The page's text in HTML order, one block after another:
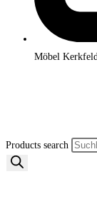
Möbel
Products search